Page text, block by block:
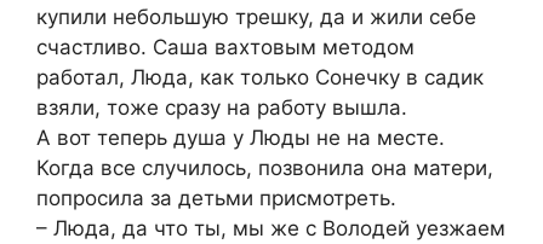
купили небольшую трешку, да и жили себе
счастливо. Саша вахтовым методом
работал, Люда, как только Сонечку в садик
взяли, тоже сразу на работу вышла.
А вот теперь душа у Люды не на месте.
Когда все случилось, позвонила она матери,
попросила за детьми присмотреть.
– Люда, да что ты, мы же с Володей уезжаем